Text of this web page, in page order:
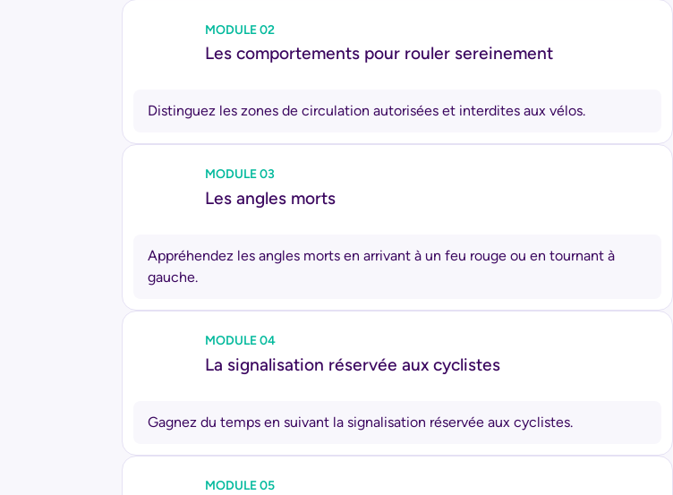
MODULE 02
Les comportements pour rouler sereinement
Distinguez les zones de circulation autorisées et interdites aux vélos.
MODULE 03
Les angles morts
Appréhendez les angles morts en arrivant à un feu rouge ou en tournant à
gauche.
MODULE 04
La signalisation réservée aux cyclistes
Gagnez du temps en suivant la signalisation réservée aux cyclistes.
MODULE 05